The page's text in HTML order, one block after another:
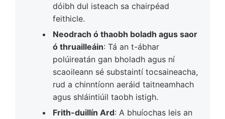
dóibh dul isteach sa chairpéad
feithicle.
Neodrach ó thaobh boladh agus saor
ó thruailleáin: Tá an t-ábhar
polúireatán gan bholadh agus ní
scaoileann sé substaintí tocsaineacha,
rud a chinntíonn aeráid taitneamhach
agus shláintiúil taobh istigh.
Frith-duillín Ard: A bhuíochas leis an